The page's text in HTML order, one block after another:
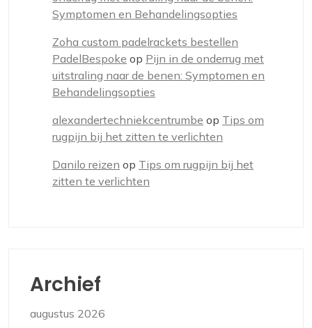
Symptomen en Behandelingsopties
Zoha custom padelrackets bestellen
PadelBespoke op Pijn in de onderrug met
uitstraling naar de benen: Symptomen en
Behandelingsopties
alexandertechniekcentrumbe op Tips om
rugpijn bij het zitten te verlichten
Danilo reizen op Tips om rugpijn bij het
zitten te verlichten
Archief
augustus 2026